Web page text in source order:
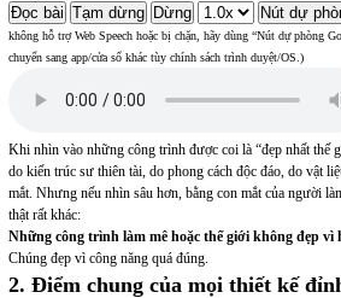
Đọc bài Tạm dừng Dừng Nút dự
không hỗ trợ Web Speech hoặc bị chặn, hãy dùng “Nút dự phòng
chuyển sang app/cửa sổ khác tùy chính sách trình duyệt/OS.)
Khi nhìn vào những công trình được coi là “đẹp nhất thế
do kiến trúc sư thiên tài, do phong cách độc đáo, do vật
mắt. Nhưng nếu nhìn sâu hơn, bằng con mắt của người
thật rất khác:
Những công trình làm mê hoặc thế giới không đẹp vì
Chúng đẹp vì công năng quá đúng.
2. Điểm chung của mọi thiết kế